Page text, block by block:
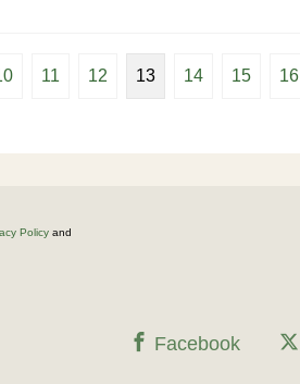
11 12 13 14 15 16
Policy and
Facebook